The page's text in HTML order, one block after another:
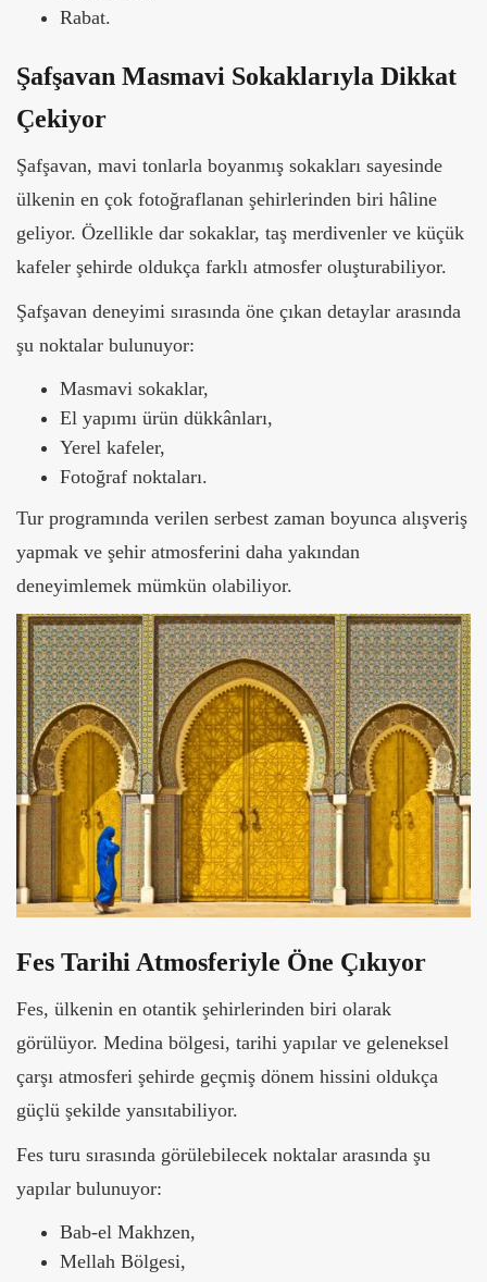
Rabat.
Şafşavan Masmavi Sokaklarıyla Dikkat
Çekiyor
Şafşavan, mavi tonlarla boyanmış sokakları sayesinde
ülkenin en çok fotoğraflanan şehirlerinden biri hâline
geliyor. Özellikle dar sokaklar, taş merdivenler ve küçük
kafeler şehirde oldukça farklı atmosfer oluşturabiliyor.
Şafşavan deneyimi sırasında öne çıkan detaylar arasında
şu noktalar bulunuyor:
Masmavi sokaklar,
El yapımı ürün dükkânları,
Yerel kafeler,
Fotoğraf noktaları.
Tur programında verilen serbest zaman boyunca alışveriş
yapmak ve şehir atmosferini daha yakından
deneyimlemek mümkün olabiliyor.
Fes Tarihi Atmosferiyle Öne Çıkıyor
Fes, ülkenin en otantik şehirlerinden biri olarak
görülüyor. Medina bölgesi, tarihi yapılar ve geleneksel
çarşı atmosferi şehirde geçmiş dönem hissini oldukça
güçlü şekilde yansıtabiliyor.
Fes turu sırasında görülebilecek noktalar arasında şu
yapılar bulunuyor:
Bab-el Makhzen,
Mellah Bölgesi,